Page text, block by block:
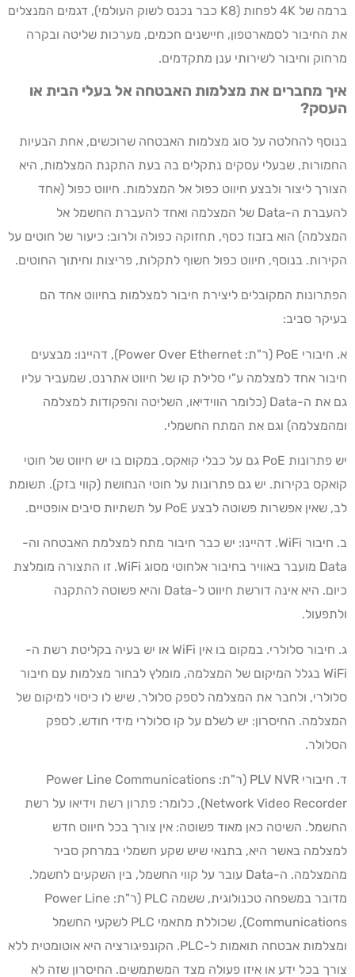
ברמה של 4K לפחות (K8 כבר נכנס לשוק העולמי), דגמים המנצלים
את החיבור לסמארטפון, חיישנים חכמים, מערכות שליטה ובקרה
מרחוק וחיבור לשירותי ענן מתקדמים.
איך מחברים את מצלמות האבטחה אל בעלי הבית או
העסק?
בנוסף להחלטה על סוג מצלמות האבטחה שרוכשים, אחת הבעיות
החמורות, שבעלי עסקים נתקלים בה בעת התקנת המצלמות, היא
הצורך ליצור ולבצע חיווט כפול אל המצלמות. חיווט כפול (אחד
להעברת ה-Data של המצלמה ואחד להעברת החשמל אל
המצלמה) הוא בזבוז כסף, תחזוקה כפולה ולרוב: כיעור של חוטים על
הקירות. בנוסף, חיווט כפול חשוף לתקלות, פריצות וחיתוך החוטים.
הפתרונות המקובלים ליצירת חיבור למצלמות בחיווט אחד הם
בעיקר סביב:
א. חיבורי PoE (ר"ת: Power Over Ethernet), דהיינו: מבצעים
חיבור אחד למצלמה ע"י סלילת קו של חיווט אתרנט, שמעביר עליו
גם את ה-Data (כלומר הווידיאו, השליטה והפקודות למצלמה
ומהמצלמה) וגם את המתח החשמלי.
יש פתרונות PoE גם על כבלי קואקס, במקום בו יש חיווט של חוטי
קואקס בקירות. יש גם פתרונות על חוטי הנחושת (קווי בזק). תשומת
לב, שאין אפשרות פשוטה לבצע PoE על תשתיות סיבים אופטיים.
ב. חיבור WiFi. דהיינו: יש כבר חיבור מתח למצלמת האבטחה וה-
Data מועבר באוויר בחיבור אלחוטי מסוג WiFi. זו התצורה מומלצת
כיום. היא אינה דורשת חיווט ל-Data והיא פשוטה להתקנה
ולתפעול.
ג. חיבור סלולרי. במקום בו אין WiFi או יש בעיה בקליטת רשת ה-
WiFi בגלל המיקום של המצלמה, מומלץ לבחור מצלמות עם חיבור
סלולרי, ולחבר את המצלמה לספק סלולר, שיש לו כיסוי למיקום של
המצלמה. החיסרון: יש לשלם על קו סלולרי מידי חודש. לספק
הסלולר.
ד. חיבורי PLV NVR (ר"ת: Power Line Communications
Network Video Recorder), כלומר: פתרון רשת וידיאו על רשת
החשמל. השיטה כאן מאוד פשוטה: אין צורך בכל חיווט חדש
למצלמה באשר היא, בתנאי שיש שקע חשמלי במרחק סביר
מהמצלמה. ה-Data עובר על קווי החשמל, בין השקעים לחשמל.
מדובר במשפחה טכנולוגית, ששמה PLC (ר"ת: Power Line
Communications), שכוללת מתאמי PLC לשקעי החשמל
ומצלמות אבטחה תואמות ל-PLC. הקונפיגורציה היא אוטומטית ללא
צורך בכל ידע או איזו פעולה מצד המשתמשים. החיסרון שזה לא